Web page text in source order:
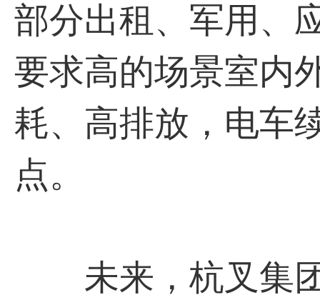
部分出租、军用、
要求高的场景室内
耗、高排放，电车
点。
未来，杭叉集团